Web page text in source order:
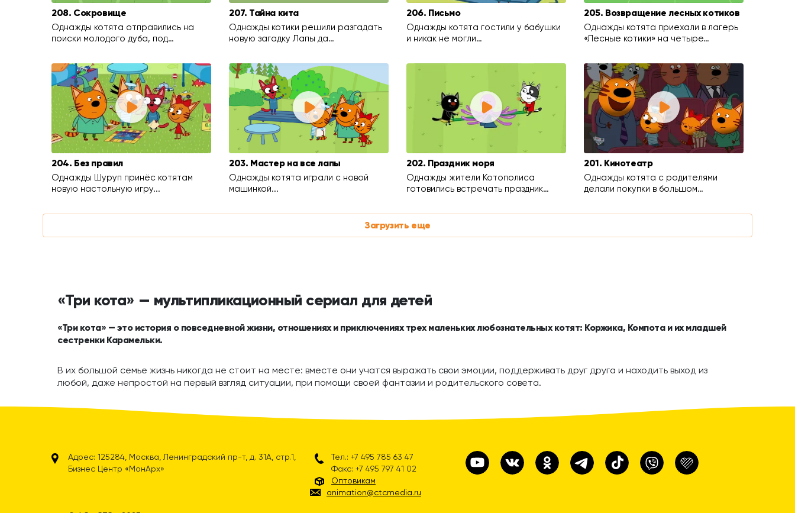
208. Сокровище
Однажды котята отправились на
поиски молодого дуба, под…
207. Тайна кита
Однажды котики решили разгадать
новую загадку Лапы да…
206. Письмо
Однажды котята гостили у бабушки
и никак не могли…
205. Возвращение лесных котиков
Однажды котята приехали в лагерь
«Лесные котики» на четыре…
204. Без правил
Однажды Шуруп принёс котятам
новую настольную игру...
203. Мастер на все лапы
Однажды котята играли с новой
машинкой...
202. Праздник моря
Однажды жители Котополиса
готовились встречать праздник…
201. Кинотеатр
Однажды котята с родителями
делали покупки в большом…
Загрузить еще
«Три кота» — мультипликационный сериал для детей
«Три кота» — это история о повседневной жизни, отношениях и приключениях трех маленьких любознательных котят: Коржика, Компота и их младшей
сестренки Карамельки.
В их большой семье жизнь никогда не стоит на месте: вместе они учатся выражать свои эмоции, поддерживать друг друга и находить выход из
любой, даже непростой на первый взгляд ситуации, при помощи своей фантазии и родительского совета.
Адрес: 125284, Москва, Ленинградский пр-т, д. 31А, стр.1,
Бизнес Центр «МонАрх»
Тел.: +7 495 785 63 47
Факс: +7 495 797 41 02
Оптовикам
animation@ctcmedia.ru